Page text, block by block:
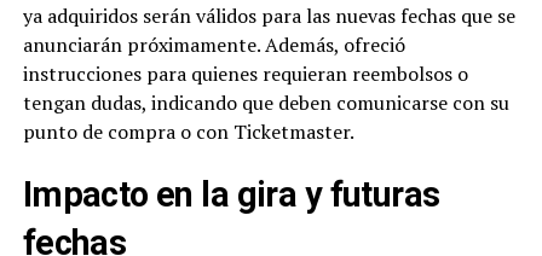
ya adquiridos serán válidos para las nuevas fechas que se
anunciarán próximamente. Además, ofreció
instrucciones para quienes requieran reembolsos o
tengan dudas, indicando que deben comunicarse con su
punto de compra o con Ticketmaster.
Impacto en la gira y futuras
fechas